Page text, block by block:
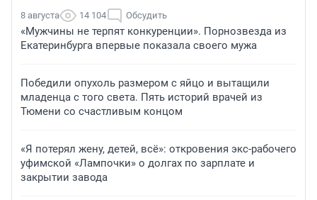
8 августа 14 104 Обсудить
«Мужчины не терпят конкуренции». Порнозвезда из
Екатеринбурга впервые показала своего мужа
Победили опухоль размером с яйцо и вытащили
младенца с того света. Пять историй врачей из
Тюмени со счастливым концом
«Я потерял жену, детей, всё»: откровения экс-рабочего
уфимской «Лампочки» о долгах по зарплате и
закрытии завода